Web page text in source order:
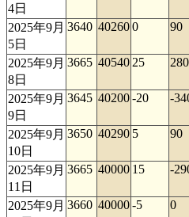
4日
2025年9月
5日
3640 402600 90
2025年9月
8日
3665 40540 25 280
2025年9月
9日
3645 40200-20 -
2025年9月
10日
3650 40290 5 90
2025年9月
11日
3665 40000 15 -
2025年9月 3660 40000-5 0